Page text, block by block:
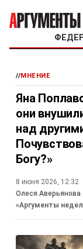
//МНЕНИЕ
Яна
они
над
Богу?»
8 июня 2026, 12:32
Олеся Аверьянова
«Аргументы